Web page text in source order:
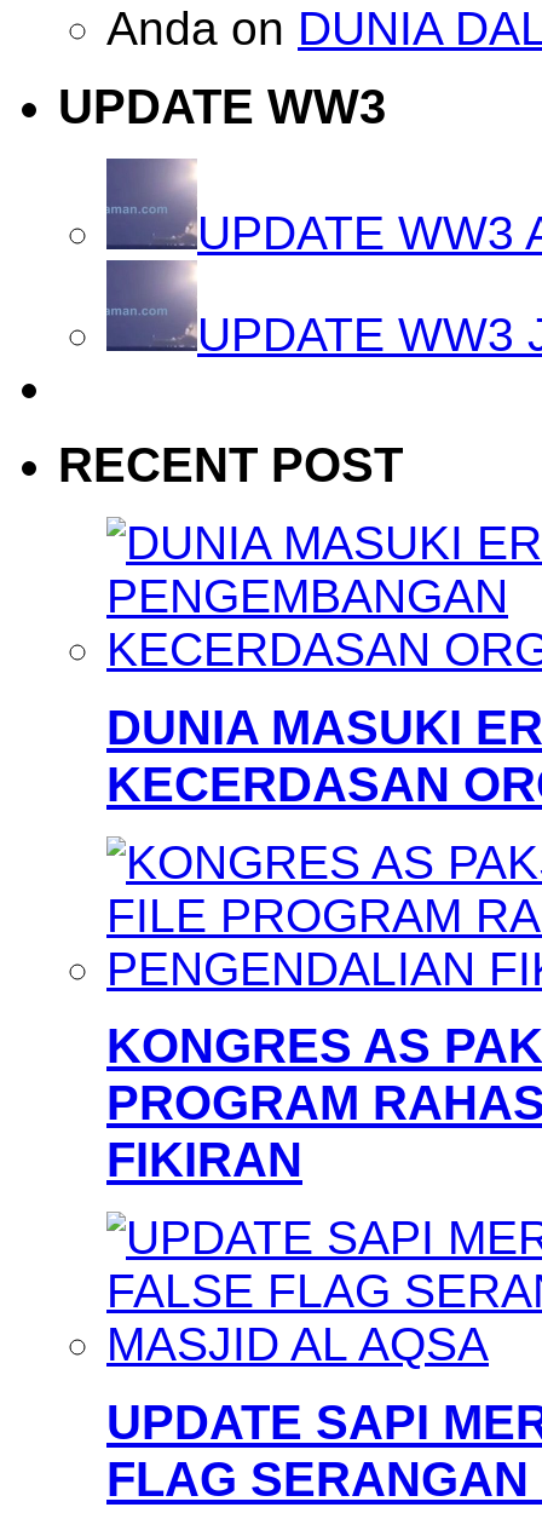
Anda on DUNIA
UPDATE WW3
UPDATE WW3
UPDATE WW3
RECENT POST
DUNIA MASUKI
KECERDASAN
KONGRES AS
PROGRAM
FIKIRAN
UPDATE SAPI
FLAG